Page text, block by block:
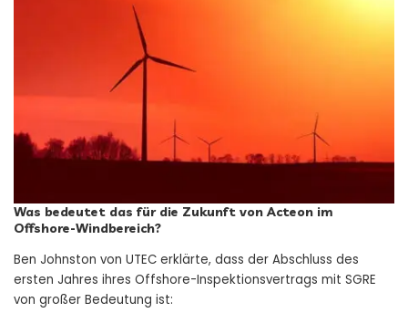
Was bedeutet das für die Zukunft von Acteon im
Offshore-Windbereich?
Ben Johnston von UTEC erklärte, dass der Abschluss des
ersten Jahres ihres Offshore-Inspektionsvertrags mit SGRE
von großer Bedeutung ist: